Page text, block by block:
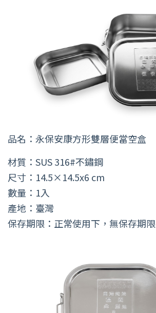
品名：永保安康方形雙層便當空盒
材質：SUS 316#不鏽鋼
尺寸：14.5×14.5x6 cm
數量：1入
產地：臺灣
保存期限：正常使用下，無保存期限